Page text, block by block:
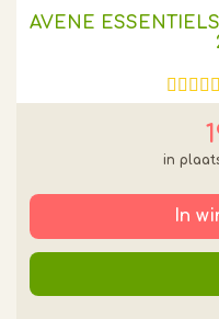
AVENE
In